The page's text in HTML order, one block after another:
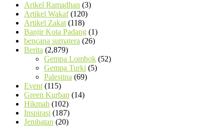
Arikel Ramadhan (3)
Artikel Wakaf(120)
Artikel Zakat(118)
Banjir Kota Padang (1)
bencana sumatera (26)
Berita (2,879)
Gempa Lombok (52)
Gempa Turki (5)
Palestina (69)
Event(115)
Green Kurban (14)
Hikmah (102)
Inspirasi (187)
Jembatan (20)